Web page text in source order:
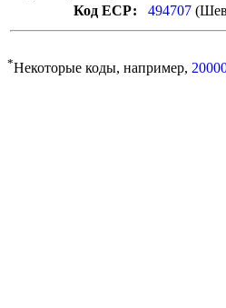
Код ЕСР:
494707
*Некоторые коды, например,